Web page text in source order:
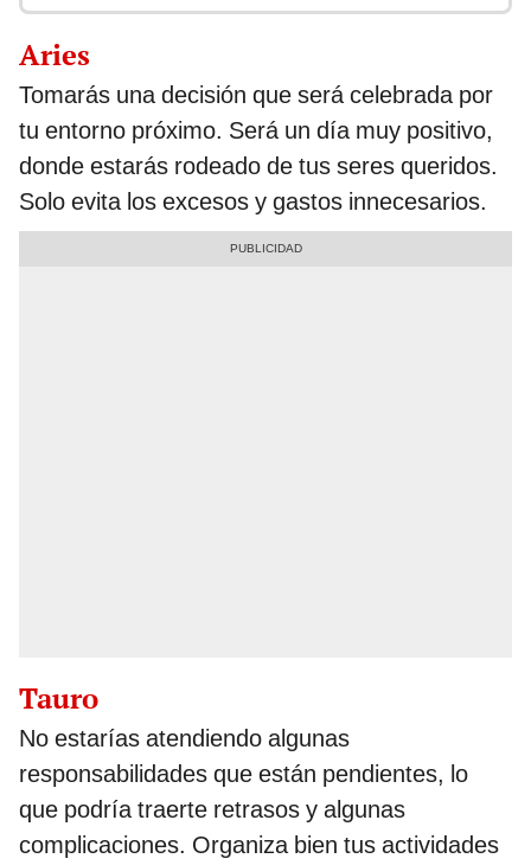
Aries
Tomarás una decisión que será celebrada por
tu entorno próximo. Será un día muy positivo,
donde estarás rodeado de tus seres queridos.
Solo evita los excesos y gastos innecesarios.
Tauro
No estarías atendiendo algunas
responsabilidades que están pendientes, lo
que podría traerte retrasos y algunas
complicaciones. Organiza bien tus actividades